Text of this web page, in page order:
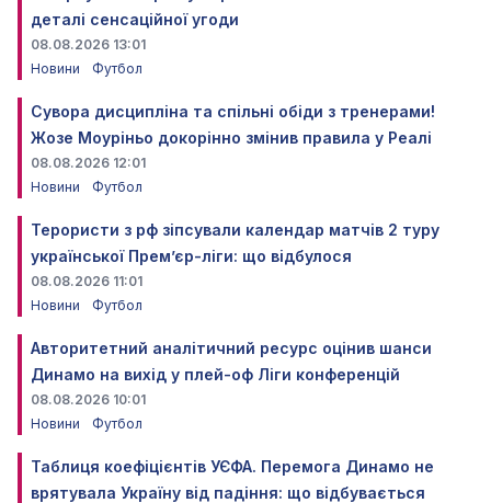
деталі сенсаційної угоди
08.08.2026 13:01
Новини
Футбол
Сувора дисципліна та спільні обіди з тренерами!
Жозе Моуріньо докорінно змінив правила у Реалі
08.08.2026 12:01
Новини
Футбол
Терористи з рф зіпсували календар матчів 2 туру
української Прем’єр-ліги: що відбулося
08.08.2026 11:01
Новини
Футбол
Авторитетний аналітичний ресурс оцінив шанси
Динамо на вихід у плей-оф Ліги конференцій
08.08.2026 10:01
Новини
Футбол
Таблиця коефіцієнтів УЄФА. Перемога Динамо не
врятувала Україну від падіння: що відбувається